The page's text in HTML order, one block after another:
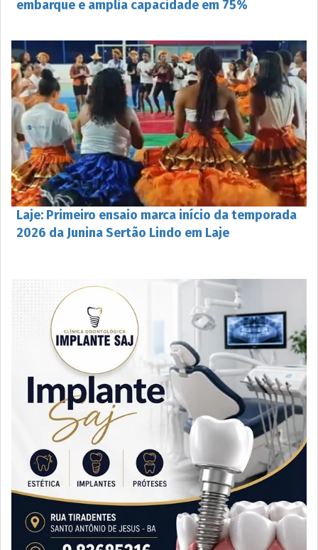
embarque e amplia capacidade em 75%
Laje: Primeiro ensaio marca início da temporada
2026 da Junina Sertão Lindo em Laje